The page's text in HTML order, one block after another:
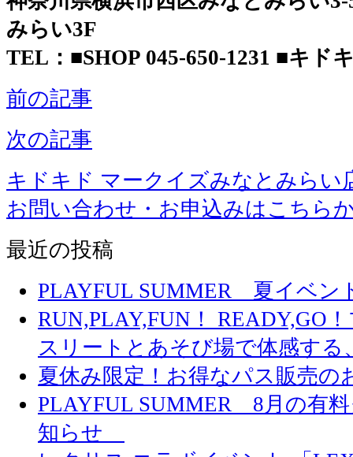
みらい3F
TEL：■SHOP 045-650-1231 ■キド
前の記事
次の記事
キドキド マークイズみなとみらい
お問い合わせ・お申込みはこちら
最近の投稿
PLAYFUL SUMMER 夏イベ
RUN,PLAY,FUN！ READY,GO
スリートとあそび場で体感する
夏休み限定！お得なパス販売の
PLAYFUL SUMMER 8月の有
知らせ